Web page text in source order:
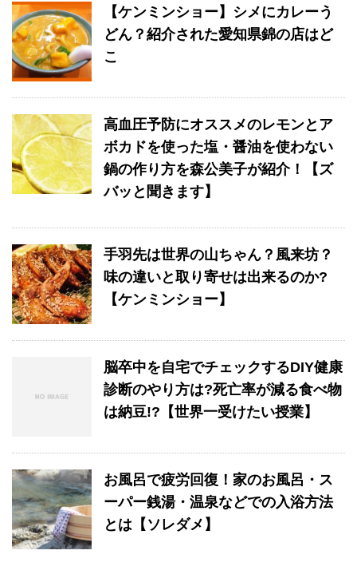
【ケンミンショー】シメにカレーう
どん？紹介された愛知県錦の店はど
こ
高血圧予防にオススメのレモンとア
ボカドを使った塩・醤油を使わない
鍋の作り方を森公美子が紹介！【ズ
バッと聞きます】
手羽先は世界の山ちゃん？風来坊？
味の違いと取り寄せは出来るのか?
【ケンミンショー】
脳卒中を自宅でチェックするDIY健康
診断のやり方は?死亡率が減る食べ物
は納豆!?【世界一受けたい授業】
お風呂で疲労回復！家のお風呂・ス
ーパー銭湯・温泉などでの入浴方法
とは【ソレダメ】